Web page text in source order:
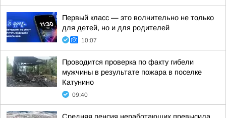
Первый класс — это волнительно не только
для детей, но и для родителей
10:07
Проводится проверка по факту гибели
мужчины в результате пожара в поселке
Катунино
09:40